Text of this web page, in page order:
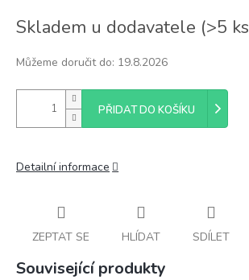
cena:
Skladem u dodavatele (>5 ks
Můžeme doručit do: 19.8.2026
PŘIDAT DO KOŠÍKU
Detailní informace
ZEPTAT SE HLÍDAT SDÍLET
Související produkty